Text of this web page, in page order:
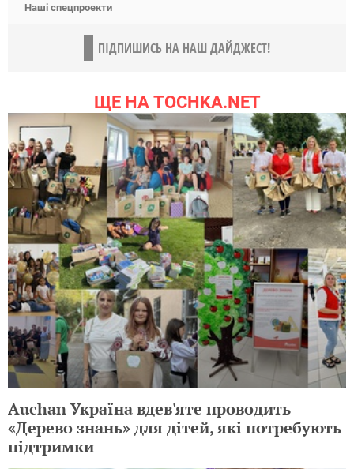
Наші спецпроекти
ПІДПИШИСЬ НА НАШ ДАЙДЖЕСТ!
ЩЕ НА TOCHKA.NET
Auchan Україна вдев'яте проводить
«Дерево знань» для дітей, які потребують
підтримки